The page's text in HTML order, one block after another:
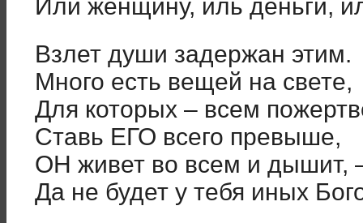
Или женщину, иль деньги,
Взлет души задержан этим.
Много есть вещей на свете,
Для которых – всем
Ставь ЕГО всего превыше,
ОН живет во всем и дышит,
Да не будет у тебя иных